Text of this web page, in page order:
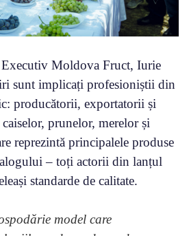
Moldova Fruct, Iurie
sunt implicați profesioniștii din
producătorii, exportatorii și
caiselor, prunelor, merelor și
reprezintă principalele produse
– toți actorii din lanțul
standarde de calitate.
model care